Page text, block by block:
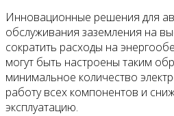
Инновационные решения для
обслуживания заземления на
сократить расходы на
могут быть настроены таким
минимальное количество
работу всех компонентов и
эксплуатацию.